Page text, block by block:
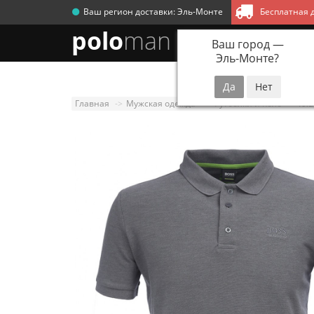
Ваш регион доставки:Эль-Монте
Ваш город —
Эль-Монте?
Бесплатная
poloman
Новинки
Главная Мужская одежда Футболки и поло